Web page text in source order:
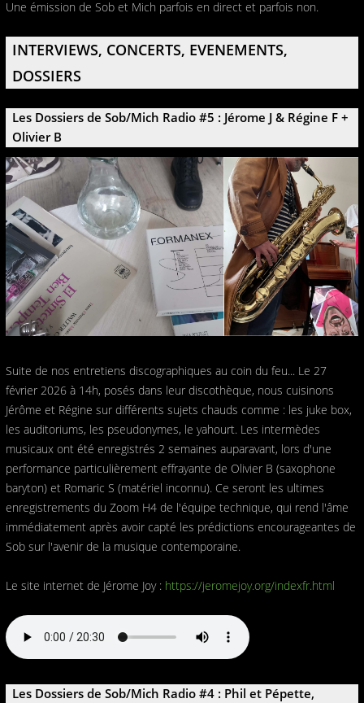
Une émission de Sob et Mich parfois en direct et parfois non.
INTERVIEWS, CONCERTS, EVENEMENTS,
DOSSIERS
Les Dossiers de Sob/Mich Radio #5 : Jérome J & Régine F +
Olivier B
Suite de nos entretiens discographiques au coin du feu... Le 27
février 2026 à 14h, posés dans leur discothèque, nous cuisinons
Jérôme et Régine sur différents sujets chauds comme : les juke box,
les auditoriums, les pseudonymes, le yahourt. Les intermèdes
musicaux ont été enregistrés 2 semaines auparavant, lors d'une
performance particulièrement effrayante de Olivier B (saxophone
baryton) et Romaric S (matériel inconnu). Ce seront les ultimes
enregistrements du Zoom H4 de l'équipe technique, qui rend l'âme
immédiatement après avoir capté les prédictions encourageantes de
Sob sur l'avenir de la musique contemporaine.
Le site internet de Jérome Joy : https://jeromejoy.org/indexfr.html
Les Dossiers de Sob/Mich Radio #4 : Phil et Pépette,